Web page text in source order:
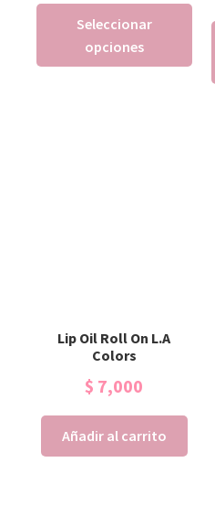
Seleccionar
opciones
Lip Oil Roll On L.A
Colors
$ 7,000
Añadir al carrito